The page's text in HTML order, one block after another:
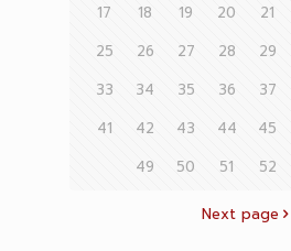
17
18 19 20 21
25
26 27 28 29
33
34 35 36 37
41
42 43 44 45
49
50 51 52
Next page